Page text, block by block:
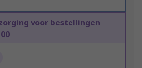
voor bestellingen